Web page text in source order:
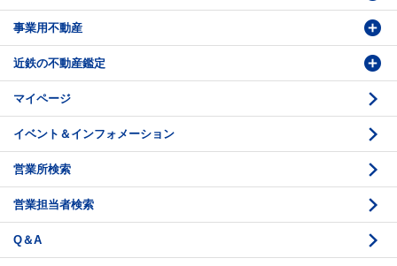
投資・事業用検索
購入のお問い合わせ
売却相談
賃貸物件検索
学園前賃貸センター
賃貸借のお問い合わせ
事業用不動産
購入・売却の流れ
収益不動産の取扱
底地の資産性
相続と不動産
不動産投資のQ＆A
法人営業センター紹介
近鉄の不動産鑑定
時価評価支援
鑑定評価ご相談例
鑑定評価の流れ
お問い合わせ・ご相談
鑑定センター紹介
マイページ
イベント＆インフォメーション
営業所検索
営業担当者検索
Q＆A